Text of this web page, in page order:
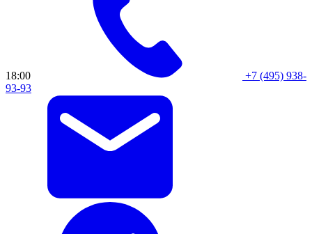
18:00
+7 (495) 938-
93-93